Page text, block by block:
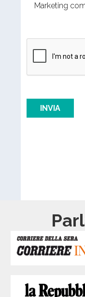
Marketing